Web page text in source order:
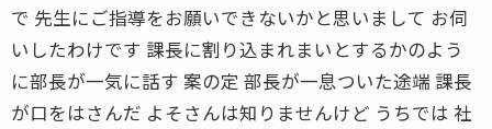
で 先生にご指導をお願いできないかと思いまして お伺
いしたわけです 課長に割り込まれまいとするかのよう
に部長が一気に話す 案の定 部長が一息ついた途端 課長
が口をはさんだ よそさんは知りませんけど うちでは 社